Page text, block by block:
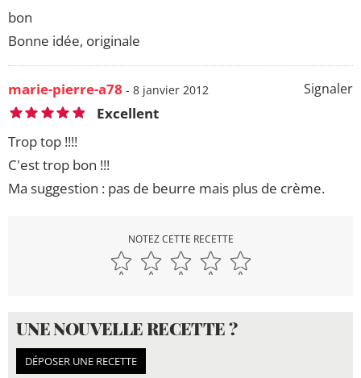
bon
Bonne idée, originale
Signaler
marie-pierre-a78 - 8 janvier 2012
Excellent
Trop top !!!!
C'est trop bon !!!
Ma suggestion : pas de beurre mais plus de crème.
NOTEZ CETTE RECETTE
UNE NOUVELLE RECETTE ?
DÉPOSER UNE RECETTE